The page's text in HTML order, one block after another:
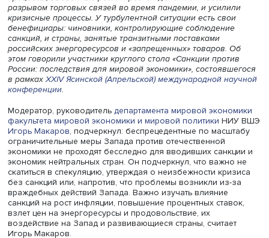
Фото: iStock
Ограничительные меры в отношении России усугубили
процессы, вызванные резким ростом денежной массы и
разрывом торговых связей во время пандемии, и
кризисные процессы. У турбулентной ситуации есть
бенефициары: чиновники, контролирующие
российских энергоресурсов и «запрещенных» товаров.
этом говорили участники круглого стола «Санкции
России: последствия для мировой экономики»,
в рамках XXIV Ясинской (Апрельской) международной
конференции.
Модератор, руководительдепартамента мировой
факультета мировой экономики и мировой политики
Игорь Макаров, подчеркнул: беспрецедентные по
ограничительные меры Запада против отечественной
экономики не проходят бесследно для вводивших